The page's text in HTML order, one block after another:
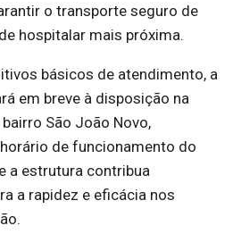
o transporte seguro de
hospitalar mais próxima.
básicos de atendimento, a
em breve à disposição na
São João Novo,
de funcionamento do
a estrutura contribua
a rapidez e eficácia nos